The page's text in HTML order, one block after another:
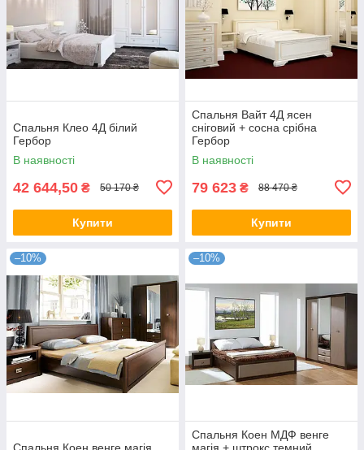
Спальня Клео 4Д білий
Гербор
В наявності
42 644,50 ₴ 50 170 ₴
Купити
Спальня Вайт 4Д ясен
сніговий + сосна срібна
Гербор
В наявності
79 623 ₴ 88 470 ₴
Купити
–10%
Спальня Коен венге магія
–10%
Спальня Коен МДФ венге
магія + штрокс темний